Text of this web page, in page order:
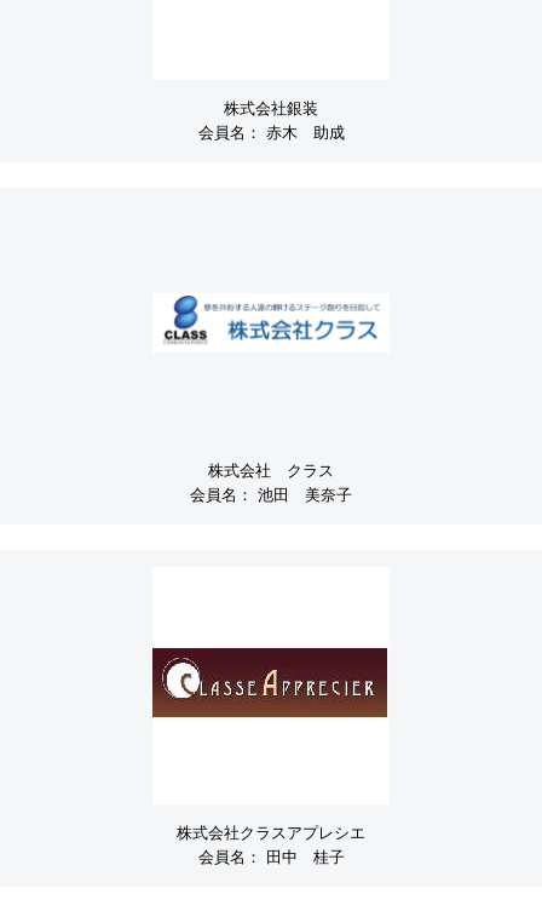
株式会社銀装
会員名： 赤木 助成
株式会社 クラス
会員名： 池田 美奈子
株式会社クラスアプレシエ
会員名：
田中 桂子